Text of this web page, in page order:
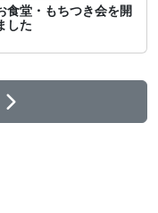
食堂・もちつき会を開
した